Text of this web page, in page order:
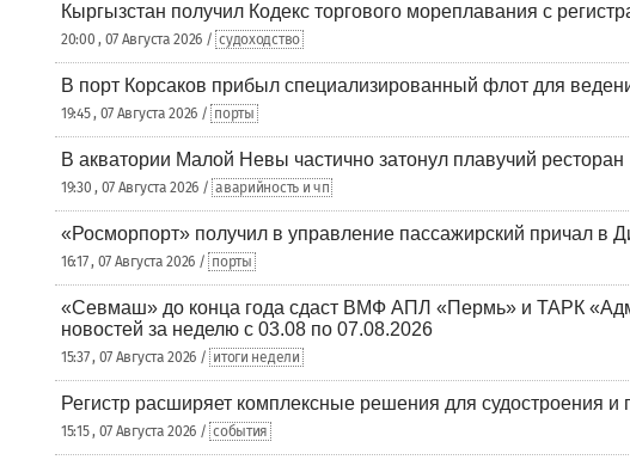
Кыргызстан получил Кодекс торгового мореплавания с
20:00 , 07 Августа 2026 / судоходство
В порт Корсаков прибыл специализированный флот для
19:45 , 07 Августа 2026 / порты
В акватории Малой Невы частично затонул плавучий ресторан
19:30 , 07 Августа 2026 / аварийность и чп
«Росморпорт» получил в управление пассажирский причал в
16:17 , 07 Августа 2026 / порты
«Севмаш» до конца года сдаст ВМФ АПЛ «Пермь» и ТАРК
новостей за неделю с 03.08 по 07.08.2026
15:37 , 07 Августа 2026 / итоги недели
Регистр расширяет комплексные решения для судостроения
15:15 , 07 Августа 2026 / события